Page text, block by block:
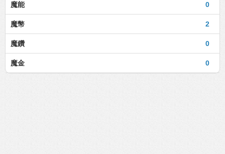
0
魔能
2
魔幣
0
魔鑽
0
魔金